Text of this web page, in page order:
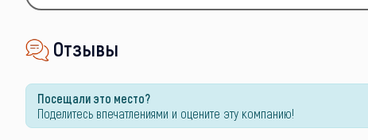
Отзывы
Посещали это место?
Поделитесь впечатлениями и оцените эту компанию!